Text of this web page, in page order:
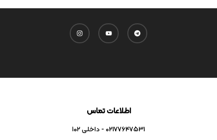
اطلاعات تماس
02177647531 - داخلی ۱۰۲